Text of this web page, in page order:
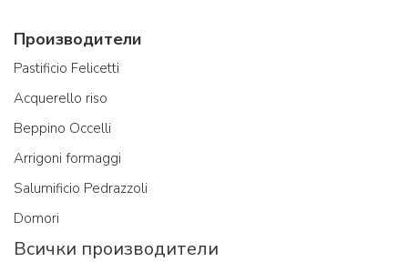
Производители
Pastificio Felicetti
Acquerello riso
Beppino Occelli
Arrigoni formaggi
Salumificio Pedrazzoli
Domori
Всички производители